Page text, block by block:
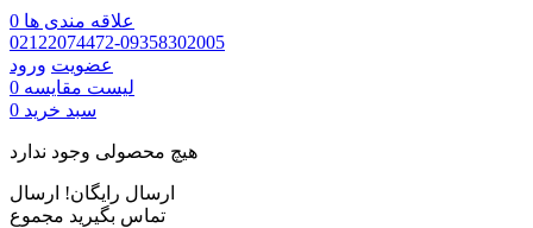
علاقه مندی ها 0
02122074472-09358302005
عضویت ورود
لیست مقایسه 0
سبد خرید 0
هیچ محصولی وجود ندارد
ارسال رایگان! ارسال
تماس بگیرید مجموع